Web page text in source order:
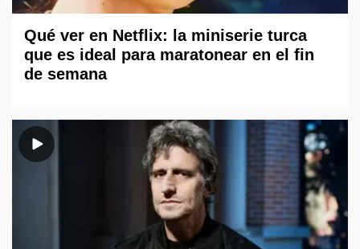
Qué ver en Netflix: la miniserie turca
que es ideal para maratonear en el fin
de semana